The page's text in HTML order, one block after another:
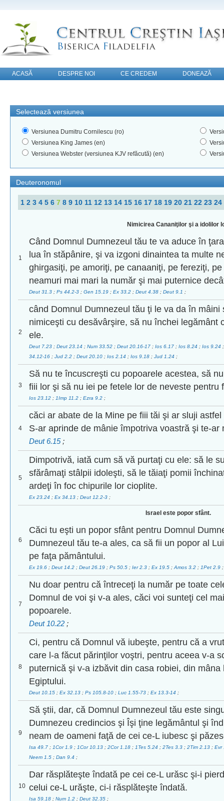
ACASĂ DESPRE NOI CE CREDEM
DONEAZĂ
Selectează versiunea
Versiunea Dumitru Cornilescu (ro)
Versiunea King James (en)
Versiunea Webster (versiunea KJV refăcută) (en)
Deuteronomul
1 2 3 4 5 6 7 8 9 10 11 12 13 14 15 16 17 18 19 20 21 22 23 24
1
Nimicirea Cananiţilor şi a idolilor
Când Domnul Dumnezeul tău te va aduce în
lua în stăpânire, şi va izgoni dinaintea ta multe
ghirgasiţi, pe amoriţi, pe canaaniţi, pe fereziţi,
neamuri mai mari la număr şi mai puternice
Deut 31.3 ; Ps 44.2-3 ; Gen 15.19 ; Ex 33.2 ; Deut 4.38 ; Deut 9.1 ;
2
când Domnul Dumnezeul tău ţi le va da în mâini
nimiceşti cu desăvârşire, să nu închei legământ
ele.
Deut 7.23 ; Deut 23.14 ; Num 33.52 ; Deut 20.16-17 ; Ios 6.17 ; Ios 8.24 ; Ios 9.24
34.12-16 ; Jud 2.2 ; Deut 20.10 ; Ios 2.14 ; Ios 9.18 ; Jud 1.24 ;
3
Să nu te încuscreşti cu popoarele acestea, să
fiii lor şi să nu iei pe fetele lor de neveste pentru
Ios 23.12 ; 1Imp 11.2 ; Ezra 9.2 ;
4
căci ar abate de la Mine pe fiii tăi şi ar sluji
S-ar aprinde de mânie împotriva voastră şi te-ar
Deut 6.15 ;
5
Dimpotrivă, iată cum să vă purtaţi cu ele: să le
sfărâmaţi stâlpii idoleşti, să le tăiaţi pomii
ardeţi în foc chipurile lor cioplite.
Ex 23.24 ; Ex 34.13 ; Deut 12.2-3 ;
6
Israel este popor sfânt.
Căci tu eşti un popor sfânt pentru Domnul
Dumnezeul tău te-a ales, ca să fii un popor al
pe faţa pământului.
Ex 19.6 ; Deut 14.2 ; Deut 26.19 ; Ps 50.5 ; Ier 2.3 ; Ex 19.5 ; Amos 3.2 ; 1Pet 2.9 ;
7
Nu doar pentru că întreceţi la număr pe toate
Domnul de voi şi v-a ales, căci voi sunteţi cel
popoarele.
Deut 10.22 ;
8
Ci, pentru că Domnul vă iubeşte, pentru că a
care l-a făcut părinţilor voştri, pentru aceea v-a
puternică şi v-a izbăvit din casa robiei, din
Egiptului.
Deut 10.15 ; Ex 32.13 ; Ps 105.8-10 ; Luc 1.55-73 ; Ex 13.3-14 ;
9
Să ştii, dar, că Domnul Dumnezeul tău este
Dumnezeu credincios şi Îşi ţine legământul şi
neam de oameni faţă de cei ce-L iubesc şi
Isa 49.7 ; 1Cor 1.9 ; 1Cor 10.13 ; 2Cor 1.18 ; 1Tes 5.24 ; 2Tes 3.3 ; 2Tim 2.13 ; Evr
Neem 1.5 ; Dan 9.4 ;
10
Dar răsplăteşte îndată pe cei ce-L urăsc şi-i
celui ce-L urăşte, ci-i răsplăteşte îndată.
Isa 59.18 ; Num 1.2 ; Deut 32.35 ;